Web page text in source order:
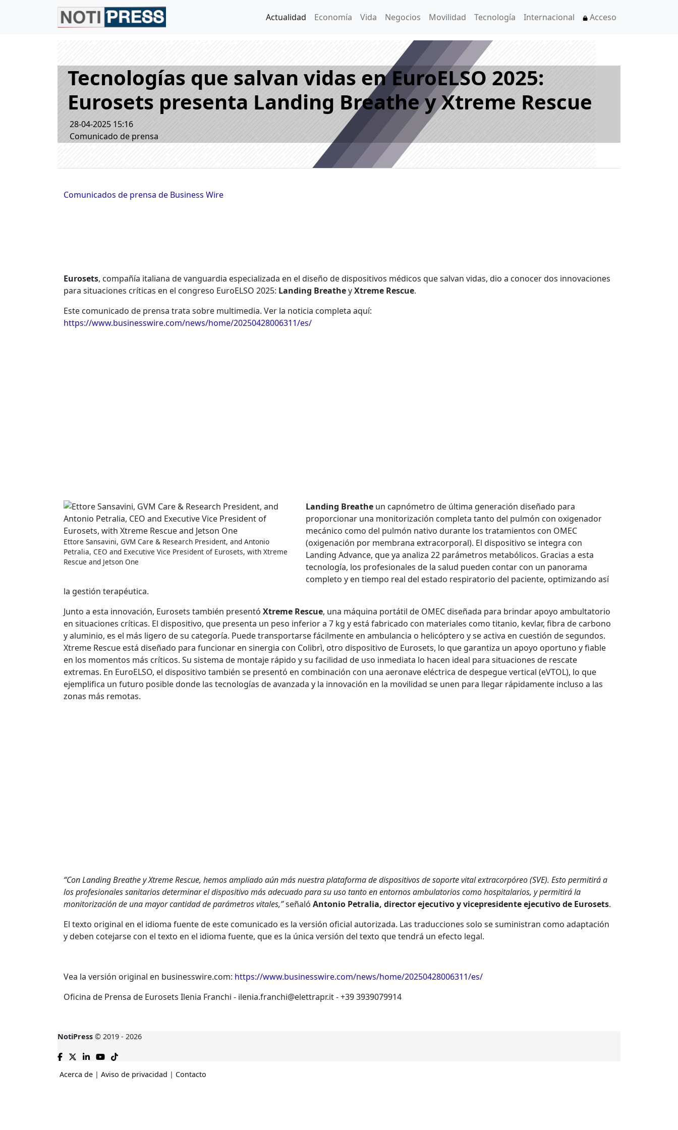
Actualidad Economía Vida Negocios Movilidad Tecnología Internacional Acceso
Tecnologías que salvan vidas en EuroELSO 2025:
Eurosets presenta Landing Breathe y Xtreme Rescue
28-04-2025 15:16
Comunicado de prensa
Comunicados de prensa de Business Wire
Eurosets, compañía italiana de vanguardia especializada en el diseño de dispositivos médicos que salvan vidas, dio a conocer dos innovaciones
para situaciones críticas en el congreso EuroELSO 2025: Landing BreatheyXtreme Rescue.
Este comunicado de prensa trata sobre multimedia. Ver la noticia completa aquí:
https://www.businesswire.com/news/home/20250428006311/es/
Ettore Sansavini, GVM Care & Research President, and Antonio
Petralia, CEO and Executive Vice President of Eurosets, with Xtreme
Rescue and Jetson One
Landing Breathe un capnómetro de última generación diseñado para
proporcionar una monitorización completa tanto del pulmón con oxigenador
mecánico como del pulmón nativo durante los tratamientos con OMEC
(oxigenación por membrana extracorporal). El dispositivo se integra con
Landing Advance, que ya analiza 22 parámetros metabólicos. Gracias a esta
tecnología, los profesionales de la salud pueden contar con un panorama
completo y en tiempo real del estado respiratorio del paciente, optimizando así
la gestión terapéutica.
Junto a esta innovación, Eurosets también presentó Xtreme Rescue, una máquina portátil de OMEC diseñada para brindar apoyo ambultatorio
en situaciones críticas. El dispositivo, que presenta un peso inferior a 7 kg y está fabricado con materiales como titanio, kevlar, fibra de carbono
y aluminio, es el más ligero de su categoría. Puede transportarse fácilmente en ambulancia o helicóptero y se activa en cuestión de segundos.
Xtreme Rescue está diseñado para funcionar en sinergia con Colibrì, otro dispositivo de Eurosets, lo que garantiza un apoyo oportuno y fiable
en los momentos más críticos. Su sistema de montaje rápido y su facilidad de uso inmediata lo hacen ideal para situaciones de rescate
extremas. En EuroELSO, el dispositivo también se presentó en combinación con una aeronave eléctrica de despegue vertical (eVTOL), lo que
ejemplifica un futuro posible donde las tecnologías de avanzada y la innovación en la movilidad se unen para llegar rápidamente incluso a las
zonas más remotas.
“Con Landing Breathe y Xtreme Rescue, hemos ampliado aún más nuestra plataforma de dispositivos de soporte vital extracorpóreo (SVE). Esto permitirá a
los profesionales sanitarios determinar el dispositivo más adecuado para su uso tanto en entornos ambulatorios como hospitalarios, y permitirá la
monitorización de una mayor cantidad de parámetros vitales,”señaló Antonio Petralia, director ejecutivo y vicepresidente ejecutivo de Eurosets.
El texto original en el idioma fuente de este comunicado es la versión oficial autorizada. Las traducciones solo se suministran como adaptación
y deben cotejarse con el texto en el idioma fuente, que es la única versión del texto que tendrá un efecto legal.
Vea la versión original en businesswire.com: https://www.businesswire.com/news/home/20250428006311/es/
Oficina de Prensa de Eurosets Ilenia Franchi - ilenia.franchi@elettrapr.it - +39 3939079914
NotiPress © 2019 - 2026
Acerca de | Aviso de privacidad | Contacto